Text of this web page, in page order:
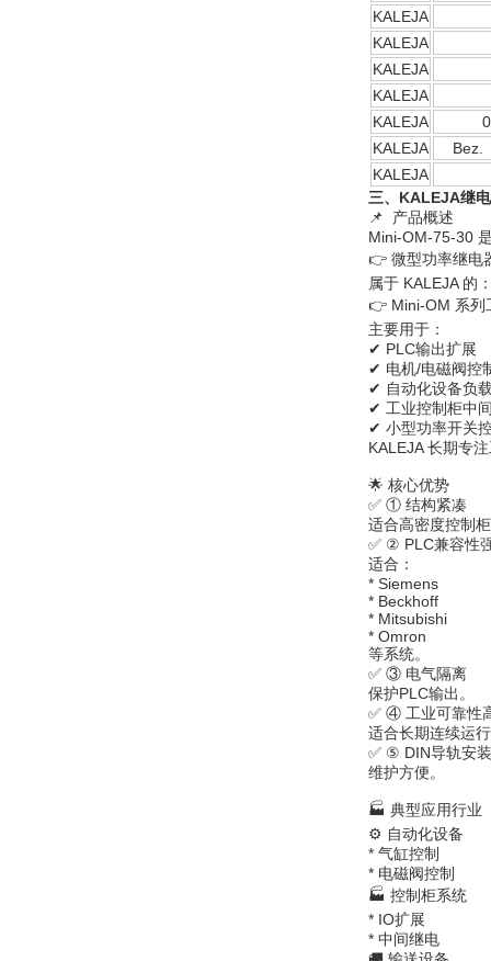
KALEJA
KALEJA
KALEJA
KALEJA
KALEJA
KALEJA
Bez.
KALEJA
三、 KALEJA继
📌 产品概述
Mini-OM-75-30
👉 微型功率继电
属于 KALEJA 的
👉 Mini-OM 系列
主要用于：
✔ PLC输出扩展
✔ 电机/电磁阀控
✔ 自动化设备负
✔ 工业控制柜中
✔ 小型功率开关
KALEJA 长期专
🌟 核心优势
✅ ① 结构紧凑
适合高密度控制
✅ ② PLC兼容性
适合：
* Siemens
* Beckhoff
* Mitsubishi
* Omron
等系统。
✅ ③ 电气隔离
保护PLC输出。
✅ ④ 工业可靠性
适合长期连续运
✅ ⑤ DIN导轨安装
维护方便。
🏭 典型应用行业
⚙️ 自动化设备
* 气缸控制
* 电磁阀控制
🏭 控制柜系统
* IO扩展
* 中间继电